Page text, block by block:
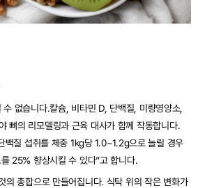
없습니다.칼슘, 비타민 D, 단백질, 미량영양소,
뼈의 리모델링과 근육 대사가 함께 작동합니다.
백질 섭취를 체중 1kg당 1.0~1.2g으로 늘릴 경우
25% 향상시킬 수 있다”고 합니다.
의 총합으로 만들어집니다. 식탁 위의 작은 변화가